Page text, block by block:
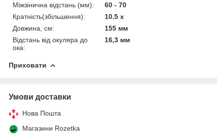
Міжзінична відстань (мм):
60 - 70
Кратність(збільшення):
10.5 х
Довжина, см:
155 мм
Відстань від окуляра до
ока:
16,3 мм
Приховати
Умови доставки
Нова Пошта
Магазини Rozetka